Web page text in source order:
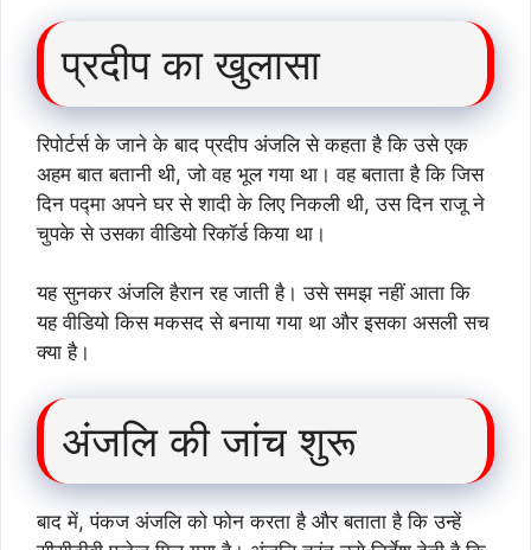
प्रदीप का खुलासा
रिपोर्टर्स के जाने के बाद प्रदीप अंजलि से कहता है कि उसे एक
अहम बात बतानी थी, जो वह भूल गया था। वह बताता है कि जिस
दिन पद्मा अपने घर से शादी के लिए निकली थी, उस दिन राजू ने
चुपके से उसका वीडियो रिकॉर्ड किया था।
यह सुनकर अंजलि हैरान रह जाती है। उसे समझ नहीं आता कि
यह वीडियो किस मकसद से बनाया गया था और इसका असली सच
क्या है।
अंजलि की जांच शुरू
बाद में, पंकज अंजलि को फोन करता है और बताता है कि उन्हें